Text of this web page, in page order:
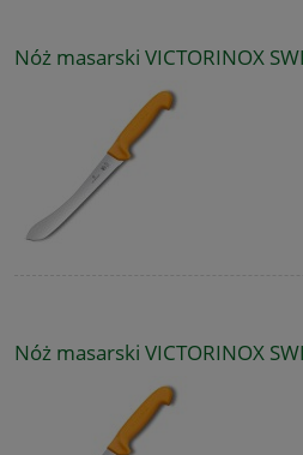
Nóż masarski VICTORINOX
Nóż masarski VICTORINOX